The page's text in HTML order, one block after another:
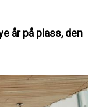
år på plass, den